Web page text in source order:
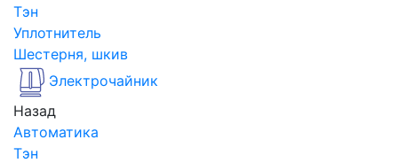
Тэн
Уплотнитель
Шестерня, шкив
Электрочайник
Назад
Автоматика
Тэн